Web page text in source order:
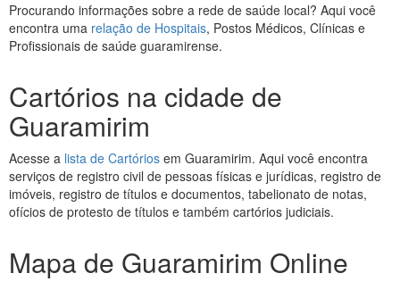
Procurando informações sobre a rede de saúde local? Aqui você
encontra uma relação de Hospitais, Postos Médicos, Clínicas e
Profissionais de saúde guaramirense.
Cartórios na cidade de
Guaramirim
Acesse a lista de Cartórios em Guaramirim. Aqui você encontra
serviços de registro civil de pessoas físicas e jurídicas, registro de
imóveis, registro de títulos e documentos, tabelionato de notas,
ofícios de protesto de títulos e também cartórios judiciais.
Mapa de Guaramirim Online